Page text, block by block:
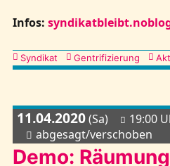
Infos:
Kategorien
Syndikat Gentrifizierung
11.04.2020(Sa)
19:00
abgesagt/verschoben
Demo: